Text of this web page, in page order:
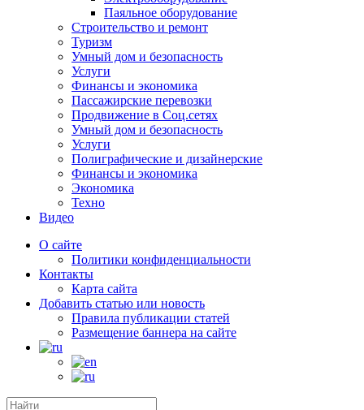
Паяльное оборудование
Строительство и ремонт
Туризм
Умный дом и безопасность
Услуги
Финансы и экономика
Пассажирские перевозки
Продвижение в Соц.сетях
Умный дом и безопасность
Услуги
Полиграфические и дизайнерские
Финансы и экономика
Экономика
Техно
Видео
О сайте
Политики конфиденциальности
Контакты
Карта сайта
Добавить статью или новость
Правила публикации статей
Размещение баннера на сайте